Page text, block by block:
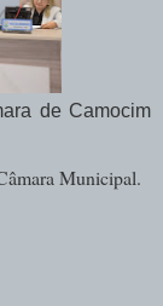
de Camocim
Municipal.